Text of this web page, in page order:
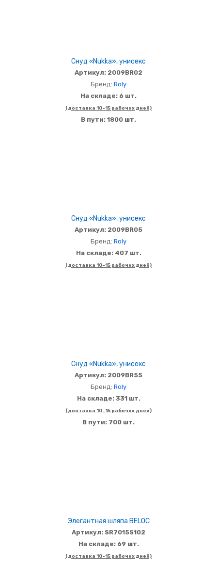
Снуд «Nukka», унисекс
Артикул: 2009BR02
Бренд: Roly
На складе: 6 шт.
(доставка 10-15 рабочих дней)
В пути: 1800 шт.
Снуд «Nukka», унисекс
Артикул: 2009BR05
Бренд: Roly
На складе: 407 шт.
(доставка 10-15 рабочих дней)
Снуд «Nukka», унисекс
Артикул: 2009BR55
Бренд: Roly
На складе: 331 шт.
(доставка 10-15 рабочих дней)
В пути: 700 шт.
Элегантная шляпа BELOC
Артикул: SR7015S102
На складе: 69 шт.
(доставка 10-15 рабочих дней)